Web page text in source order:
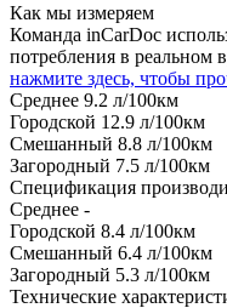
Как мы измеряем
Команда inCarDoc
потребления в реальном
нажмите здесь, чтобы
Среднее 9.2 л/100км
Городской 12.9 л/100км
Смешанный 8.8 л/100км
Загородный 7.5 л/100км
Спецификация
Среднее -
Городской 8.4 л/100км
Смешанный 6.4 л/100км
Загородный 5.3 л/100км
Технические